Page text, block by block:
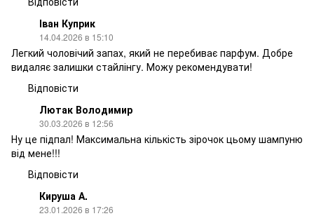
Іван Куприк
14.04.2026 в 15:10
Легкий чоловічий запах, який не перебиває парфум. Добре
видаляє залишки стайлінгу. Можу рекомендувати!
Відповісти
Лютак Володимир
30.03.2026 в 12:56
Ну це підпал! Максимальна кількість зірочок цьому шампуню
від мене!!!
Відповісти
Кируша А.
23.01.2026 в 17:26